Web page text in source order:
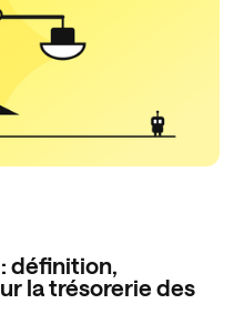
définition,
la trésorerie des